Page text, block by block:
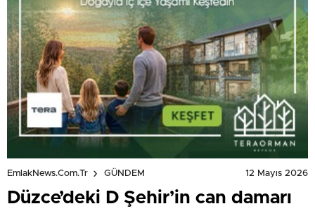
EmlakNews.com.tr GÜNDEM 12 Mayıs 2026
Düzce’deki D Şehir’in can damarı